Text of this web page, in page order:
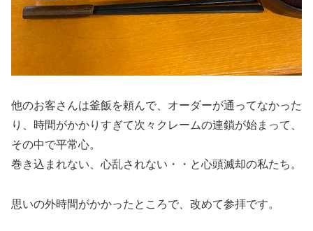
他のお客さんは釜飯を頼んで、オーダーが通ってなかった
り、時間がかかりすぎて次々クレームの連鎖が始まって、
その中で平常心。
巻き込まれない、心乱されない・・と心頭滅却の私たち。
思いの外時間がかかったところで、改めて参拝です。